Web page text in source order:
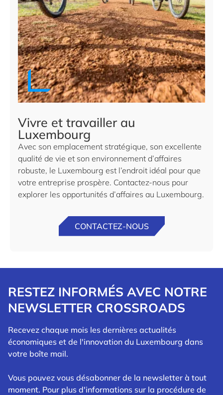
Vivre et travailler au
Luxembourg
Avec son emplacement stratégique, son excellente
qualité de vie et son environnement d’affaires
robuste, le Luxembourg est l’endroit idéal pour que
votre entreprise prospère. Contactez-nous pour
explorer les opportunités d’affaires au Luxembourg.
CONTACTEZ-NOUS
RESTEZ INFORMÉS AVEC NOTRE
NEWSLETTER CROSSROADS
Recevez chaque mois les dernières actualités
économiques et de l'innovation du Luxembourg dans
votre boîte mail.
Vous pouvez vous désabonner de la newsletter à tout
moment. Pour plus d'informations sur la procédure de